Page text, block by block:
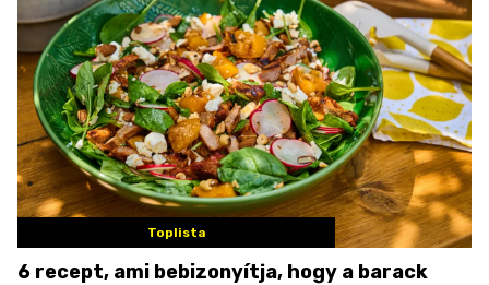
Toplista
6 recept, ami bebizonyítja, hogy a barack